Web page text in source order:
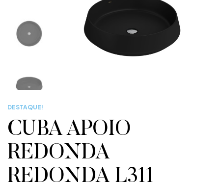
DESTAQUE!
CUBA APOIO
REDONDA
REDONDA L311